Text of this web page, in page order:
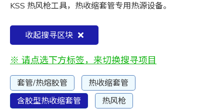
KSS 热风枪工具，热收缩套管专用热源设备。
收起搜寻区块
※ 请点选下方标签，来切换搜寻项目
套管/热熔胶管
热收缩套管
含胶型热收缩套管
热风枪